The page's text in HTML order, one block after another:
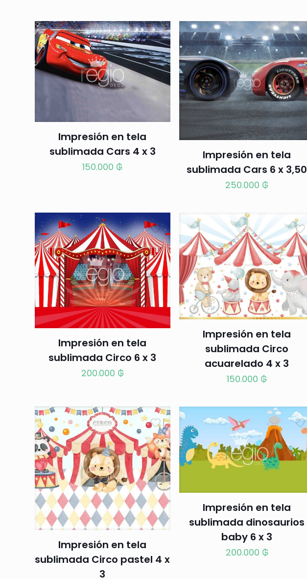
Impresión en tela
sublimada Cars 4 x 3
150.000 ₲
Impresión en tela
sublimada Cars 6 x 3,50
250.000 ₲
Impresión en tela
sublimada Circo 6 x 3
200.000 ₲
Impresión en tela
sublimada Circo
acuarelado 4 x 3
150.000 ₲
Impresión en tela
sublimada Circo pastel 4 x
3
Impresión en tela
sublimada dinosaurios
baby 6 x 3
200.000 ₲